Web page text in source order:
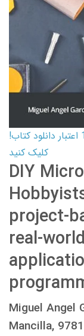
کارت اعتباری کتاب دانلود با 10,000,000 اعتبار دانلود کتاب!
کلیک کنید
DIY
project-
real-
Miguel Angel
Mancilla,